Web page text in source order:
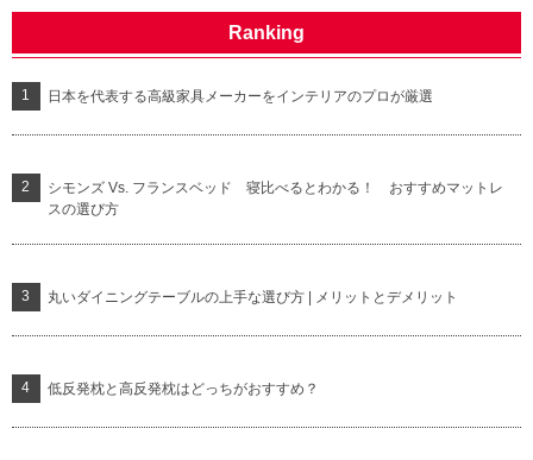
Ranking
日本を代表する高級家具メーカーをインテリアのプロが厳選
シモンズ Vs. フランスベッド 寝比べるとわかる！ おすすめマットレ
スの選び方
丸いダイニングテーブルの上手な選び方 | メリットとデメリット
低反発枕と高反発枕はどっちがおすすめ？